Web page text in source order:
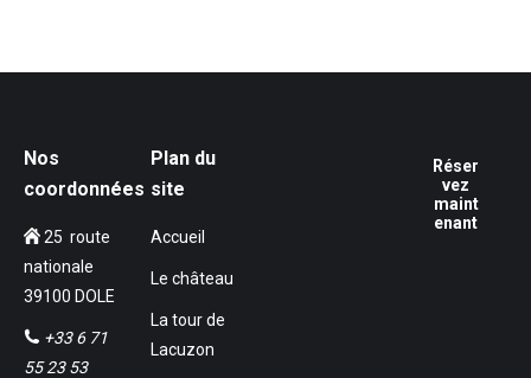
Nos
coordonnées
25 route
nationale
39100 DOLE
+33 6 71
55 23 53
Plan du
site
Accueil
Le château
La tour de
Lacuzon
Réser
vez
maint
enant